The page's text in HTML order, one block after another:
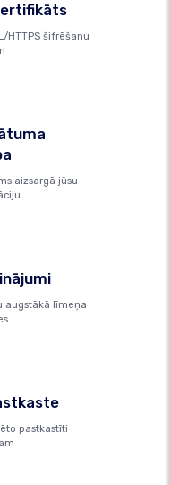
HTTPS šifrēšanu
aizsargā jūsu
augstākā līmeņa
pastkastīti